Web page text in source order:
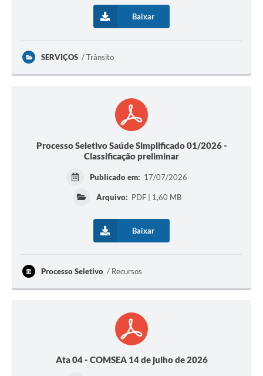
Baixar
SERVIÇOS Trânsito
Processo Seletivo Saúde Simplificado 01/2026 -
Classificação preliminar
Publicado em: 17/07/2026
Arquivo: PDF | 1,60 MB
Baixar
Processo Seletivo Recursos
Ata 04 - COMSEA 14 de julho de 2026